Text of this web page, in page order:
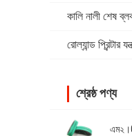
কালি নালী শেষ
রোল্যান্ড প্রিন্টার
শ্রেষ্ঠ পণ্য